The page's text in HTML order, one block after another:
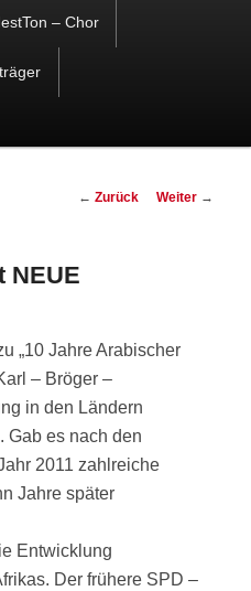
– Chor
Beitragsnavigation
← Zurück Weiter →
NEUE
„10 Jahre Arabischer
– Bröger –
in den Ländern
Gab es nach den
2011 zahlreiche
Jahre später
Entwicklung
Der frühere SPD –